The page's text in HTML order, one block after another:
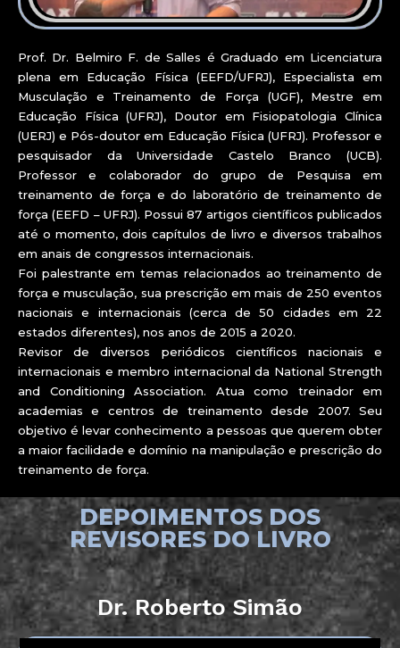
Prof. Dr. Belmiro F. de Salles é Graduado em Licenciatura
plena em Educação Física (EEFD/UFRJ), Especialista em
Musculação e Treinamento de Força (UGF), Mestre em
Educação Física (UFRJ), Doutor em Fisiopatologia Clínica
(UERJ) e Pós-doutor em Educação Física (UFRJ). Professor e
pesquisador da Universidade Castelo Branco (UCB).
Professor e colaborador do grupo de Pesquisa em
treinamento de força e do laboratório de treinamento de
força (EEFD – UFRJ). Possui 87 artigos científicos publicados
até o momento, dois capítulos de livro e diversos trabalhos
em anais de congressos internacionais.
Foi palestrante em temas relacionados ao treinamento de
força e musculação, sua prescrição em mais de 250 eventos
nacionais e internacionais (cerca de 50 cidades em 22
estados diferentes), nos anos de 2015 a 2020.
Revisor de diversos periódicos científicos nacionais e
internacionais e membro internacional da National Strength
and Conditioning Association. Atua como treinador em
academias e centros de treinamento desde 2007. Seu
objetivo é levar conhecimento a pessoas que querem obter
a maior facilidade e domínio na manipulação e prescrição do
treinamento de força.
DEPOIMENTOS DOS
REVISORES DO LIVRO
Dr. Roberto Simão